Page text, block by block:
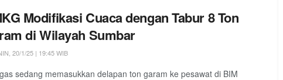
Modifikasi Cuaca dengan Tabur 8 Ton
di Wilayah Sumbar
20/1/25 | 19:45 WIB
sedang memasukkan delapan ton garam ke pesawat di BIM